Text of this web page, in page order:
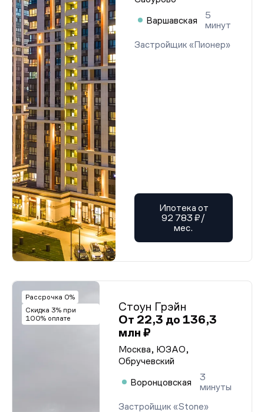
Варшавская
5
минут
Застройщик «Пионер»
Ипотека от
92 783 ₽/
мес.
Рассрочка 0%
Скидка 3% при
100% оплате
Стоун Грэйн
От 22,3 до 136,3
млн ₽
Москва, ЮЗАО,
Обручевский
Воронцовская
3
минуты
Застройщик «Stone»